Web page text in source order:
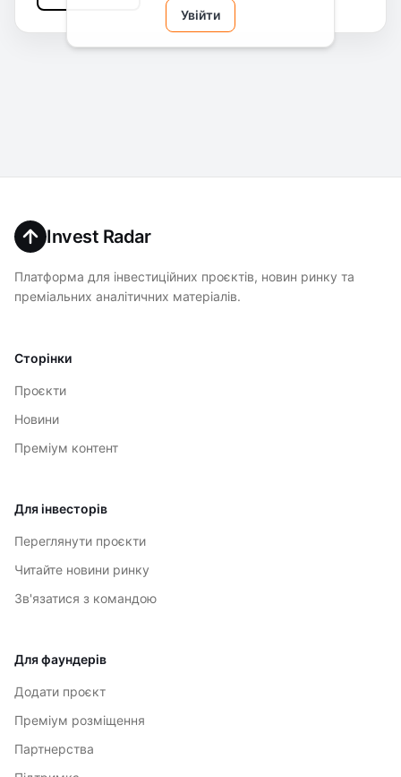
Увійти
Invest Radar
Платформа для інвестиційних проєктів, новин ринку та
преміальних аналітичних матеріалів.
Сторінки
Проєкти
Новини
Преміум контент
Для інвесторів
Переглянути проєкти
Читайте новини ринку
Зв'язатися з командою
Для фаундерів
Додати проєкт
Преміум розміщення
Партнерства